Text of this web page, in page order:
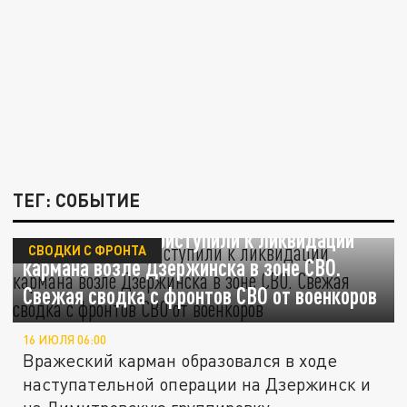
ТЕГ: СОБЫТИЕ
Русские бойцы приступили к ликвидации
кармана возле Дзержинска в зоне СВО.
Свежая сводка с фронтов СВО от военкоров
СВОДКИ С ФРОНТА
16 ИЮЛЯ 06:00
Вражеский карман образовался в ходе
наступательной операции на Дзержинск и